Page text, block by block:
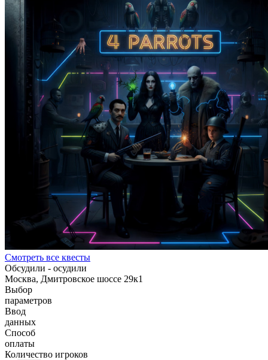
Смотреть все квесты
Обсудили - осудили
Москва, Дмитровское шоссе 29к1
Выбор
параметров
Ввод
данных
Способ
оплаты
Количество игроков